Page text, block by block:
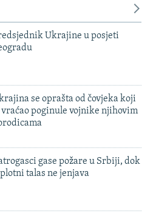
Ukrajine u posjeti
se oprašta od čovjeka koji
vraćao poginule vojnike njihovim
gase požare u Srbiji, dok
talas ne jenjava